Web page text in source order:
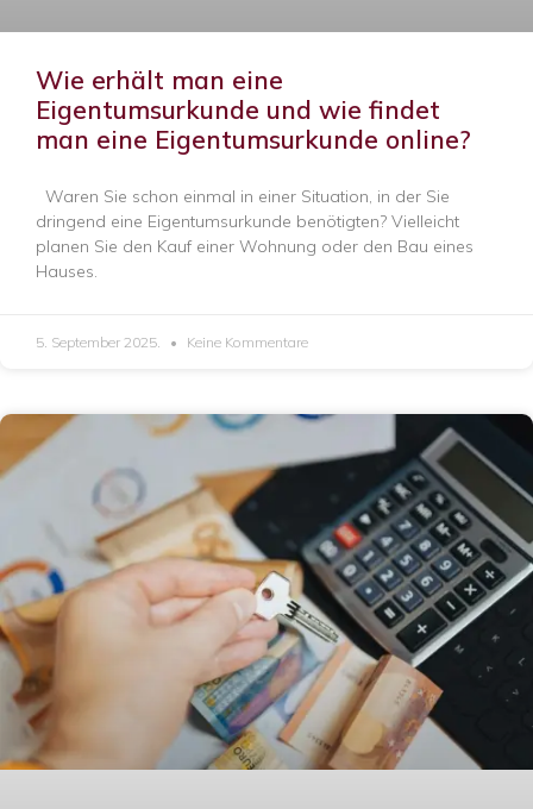
Wie erhält man eine
Eigentumsurkunde und wie findet
man eine Eigentumsurkunde online?
Waren Sie schon einmal in einer Situation, in der Sie
dringend eine Eigentumsurkunde benötigten? Vielleicht
planen Sie den Kauf einer Wohnung oder den Bau eines
Hauses.
5. September 2025. Keine Kommentare